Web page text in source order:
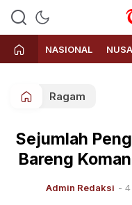
Indonesia
Media
berita
dari
NASIONAL
Ragam
Sejumlah
Bareng
Admin Redaksi - 4